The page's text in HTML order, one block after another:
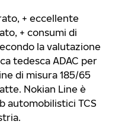
+ eccellente
+ consumi di
la valutazione
tedesca ADAC per
di misura 185/65
Nokian Line è
automobilistici TCS